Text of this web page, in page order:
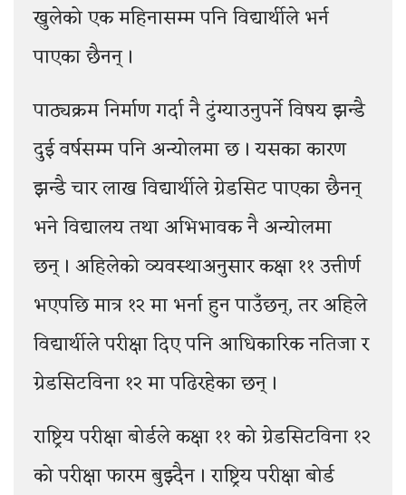
खुलेको एक महिनासम्म पनि विद्यार्थीले भर्न
पाएका छैनन् ।
पाठ्यक्रम निर्माण गर्दा नै टुंग्याउनुपर्ने विषय झन्डै
दुई वर्षसम्म पनि अन्योलमा छ । यसका कारण
झन्डै चार लाख विद्यार्थीले ग्रेडसिट पाएका छैनन्
भने विद्यालय तथा अभिभावक नै अन्योलमा
छन् । अहिलेको व्यवस्थाअनुसार कक्षा ११ उत्तीर्ण
भएपछि मात्र १२ मा भर्ना हुन पाउँछन्, तर अहिले
विद्यार्थीले परीक्षा दिए पनि आधिकारिक नतिजा र
ग्रेडसिटविना १२ मा पढिरहेका छन् ।
राष्ट्रिय परीक्षा बोर्डले कक्षा ११ को ग्रेडसिटविना १२
को परीक्षा फारम बुझ्दैन । राष्ट्रिय परीक्षा बोर्ड